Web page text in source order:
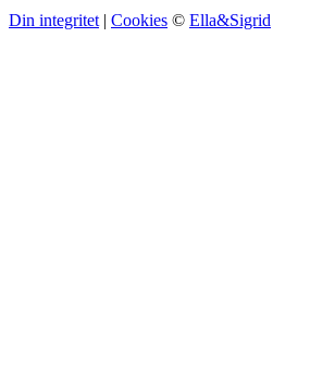
Din integritet | Cookies © Ella&Sigrid